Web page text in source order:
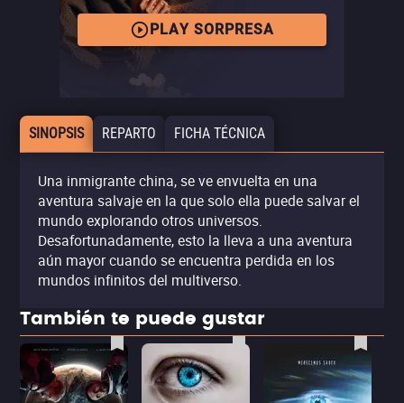
PLAY SORPRESA
SINOPSIS REPARTO FICHA TÉCNICA
Una inmigrante china, se ve envuelta en una
aventura salvaje en la que solo ella puede salvar el
mundo explorando otros universos.
Desafortunadamente, esto la lleva a una aventura
aún mayor cuando se encuentra perdida en los
mundos infinitos del multiverso.
También te puede gustar